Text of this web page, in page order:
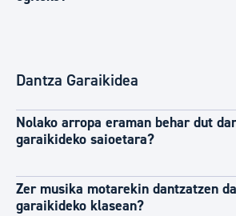
Dantza Garaikidea
Nolako arropa eraman behar dut
garaikideko saioetara?
Zer musika motarekin dantzatzen
garaikideko klasean?